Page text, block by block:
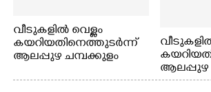
വീടുകളിൽ വെള്ളം
കയറിയതിനെത്തുടർന്ന്
ആലപ്പുഴ ചമ്പക്കുളം
പോരൂക്കര സെൻട്രൽ
ആലപ്പുഴ
ഫാദർ